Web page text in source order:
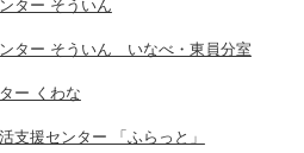
ター そういん
ター そういん いなべ・東員分室
ー くわな
支援センター 「ふらっと」